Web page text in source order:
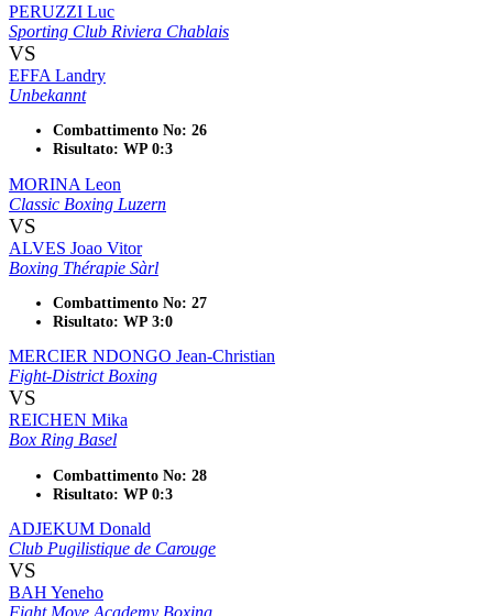
PERUZZI Luc
Sporting Club Riviera Chablais
VS
EFFA Landry
Unbekannt
Combattimento No: 26
Risultato: WP 0:3
MORINA Leon
Classic Boxing Luzern
VS
ALVES Joao Vitor
Boxing Thérapie Sàrl
Combattimento No: 27
Risultato: WP 3:0
MERCIER NDONGO Jean-Christian
Fight-District Boxing
VS
REICHEN Mika
Box Ring Basel
Combattimento No: 28
Risultato: WP 0:3
ADJEKUM Donald
Club Pugilistique de Carouge
VS
BAH Yeneho